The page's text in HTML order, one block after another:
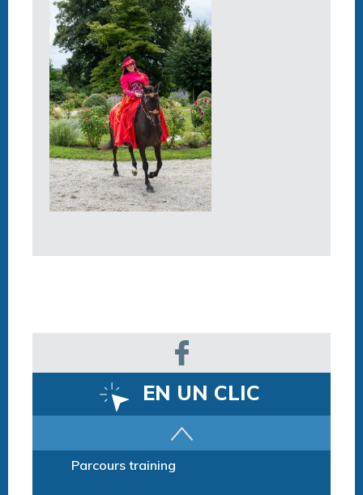
EN UN CLIC
Parcours training